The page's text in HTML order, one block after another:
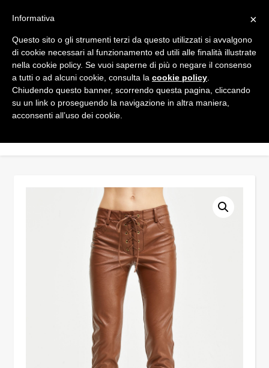
×
Informativa
Questo sito o gli strumenti terzi da questo utilizzati si avvalgono
di cookie necessari al funzionamento ed utili alle finalità illustrate
nella cookie policy. Se vuoi saperne di più o negare il consenso
a tutti o ad alcuni cookie, consulta la cookie policy
Chiudendo questo banner, scorrendo questa pagina, cliccando
su un link o proseguendo la navigazione in altra maniera,
acconsenti all’uso dei cookie.